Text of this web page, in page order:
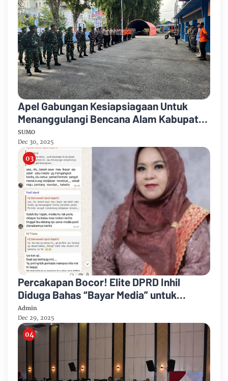
Apel Gabungan Kesiapsiagaan Untuk
Menanggulangi Bencana Alam Kabupaten
Bengkalis
SUMO
Dec 30, 2025
Percakapan Bocor! Elite DPRD Inhil
Diduga Bahas “Bayar Media” untuk
Dukung Kebijakan
Admin
Dec 29, 2025